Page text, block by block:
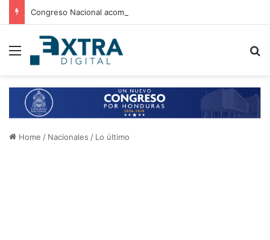
Menu
Home / Nacionales / Lo último